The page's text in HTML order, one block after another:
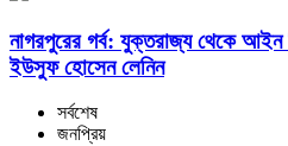
নাগরপুরের গর্ব: যুক্তরাজ্য থেকে আইন
ইউসুফ হোসেন লেনিন
সর্বশেষ
জনপ্রিয়